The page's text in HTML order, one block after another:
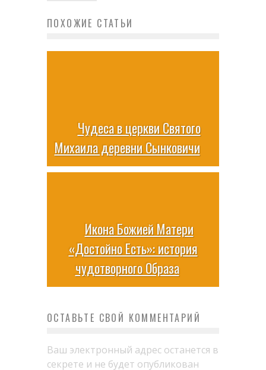
ПОХОЖИЕ СТАТЬИ
Чудеса в церкви Святого
Михаила деревни Сынковичи
Икона Божией Матери
«Достойно Есть»: история
чудотворного Образа
ОСТАВЬТЕ СВОЙ КОММЕНТАРИЙ
Ваш электронный адрес останется в
секрете и не будет опубликован